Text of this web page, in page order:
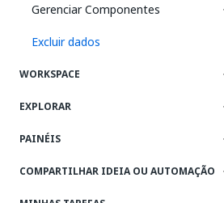
Gerenciar Componentes
Excluir dados
WORKSPACE
EXPLORAR
PAINÉIS
COMPARTILHAR IDEIA OU AUTOMAÇÃO